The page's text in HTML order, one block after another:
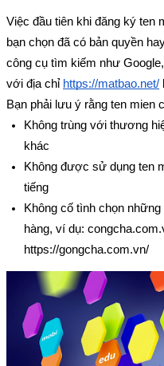
Việc đầu tiên khi đăng ký ten
bạn chọn đã có bản quyền
công cụ tìm kiếm như
với địa chỉ https://matbao.net/
Bạn phải lưu ý rằng ten mien
Không trùng với thương
khác
Không được sử dụng ten
tiếng
Không cố tình chọn
hàng, ví dụ:
https://gongcha.com.vn/